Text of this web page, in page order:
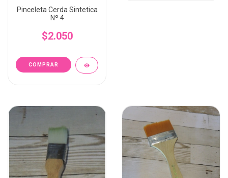
Pinceleta Cerda Sintetica
Nº 4
$2.050